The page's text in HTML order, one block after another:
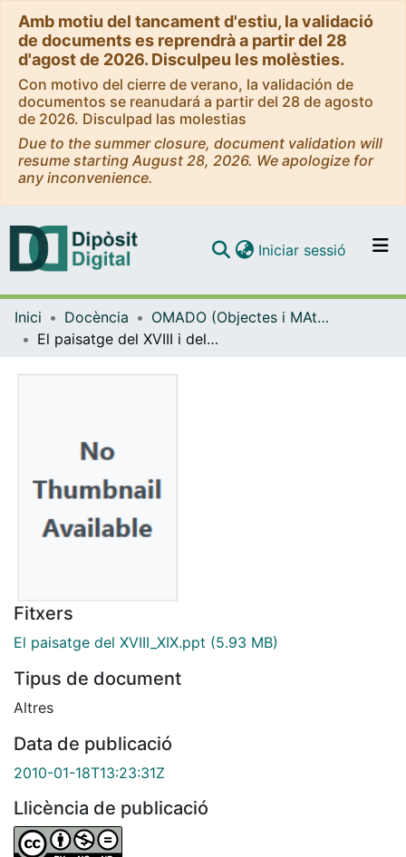
Amb motiu del tancament d'estiu, la validació
de documents es reprendrà a partir del 28
d'agost de 2026. Disculpeu les molèsties.
Con motivo del cierre de verano, la validación de
documentos se reanudará a partir del 28 de agosto
de 2026. Disculpad las molestias
Due to the summer closure, document validation will
resume starting August 28, 2026. We apologize for
any inconvenience.
Navega per tot el DD
Iniciar sessió (current)
Inici Docència
OMADO (Objectes i MAterials DOcents)
El paisatge del XVIII i del XIX: el món anglès, el món alemany, el món mediterrani
Fitxers
El paisatge del XVIII_XIX.ppt (5.93 MB)
Tipus de document
Altres
Data de publicació
2010-01-18T13:23:31Z
Llicència de publicació